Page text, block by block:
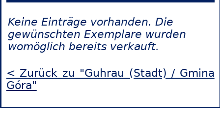
Keine Einträge vorhanden. Die
gewünschten Exemplare wurden
womöglich bereits verkauft.
< Zurück zu "Guhrau (Stadt) / Gmina
Góra"